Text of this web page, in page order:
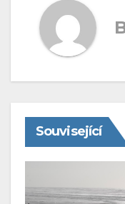
Související